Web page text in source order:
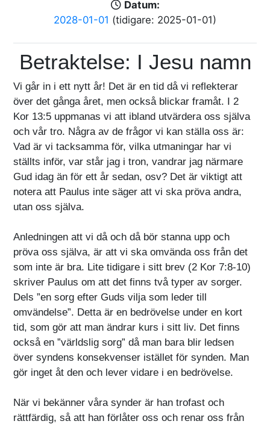
Datum:
2028-01-01 (tidigare: 2025-01-01)
Betraktelse: I Jesu namn
Vi går in i ett nytt år! Det är en tid då vi reflekterar
över det gånga året, men också blickar framåt. I 2
Kor 13:5 uppmanas vi att ibland utvärdera oss själva
och vår tro. Några av de frågor vi kan ställa oss är:
Vad är vi tacksamma för, vilka utmaningar har vi
ställts inför, var står jag i tron, vandrar jag närmare
Gud idag än för ett år sedan, osv? Det är viktigt att
notera att Paulus inte säger att vi ska pröva andra,
utan oss själva.
Anledningen att vi då och då bör stanna upp och
pröva oss själva, är att vi ska omvända oss från det
som inte är bra. Lite tidigare i sitt brev (2 Kor 7:8-10)
skriver Paulus om att det finns två typer av sorger.
Dels ”en sorg efter Guds vilja som leder till
omvändelse”. Detta är en bedrövelse under en kort
tid, som gör att man ändrar kurs i sitt liv. Det finns
också en ”världslig sorg” då man bara blir ledsen
över syndens konsekvenser istället för synden. Man
gör inget åt den och lever vidare i en bedrövelse.
När vi bekänner våra synder är han trofast och
rättfärdig, så att han förlåter oss och renar oss från